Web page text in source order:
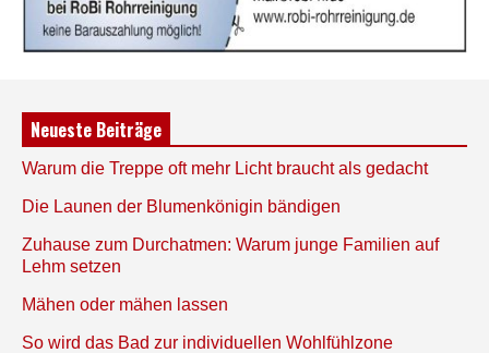
Neueste Beiträge
Warum die Treppe oft mehr Licht braucht als gedacht
Die Launen der Blumenkönigin bändigen
Zuhause zum Durchatmen: Warum junge Familien auf
Lehm setzen
Mähen oder mähen lassen
So wird das Bad zur individuellen Wohlfühlzone